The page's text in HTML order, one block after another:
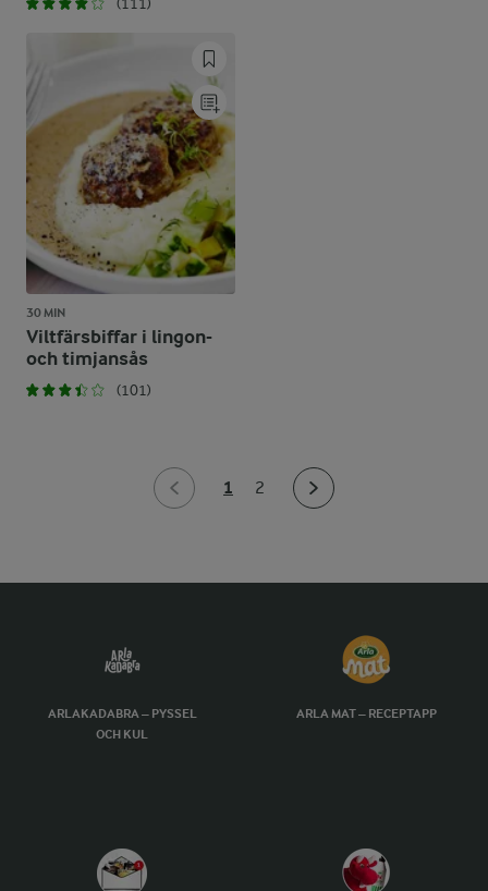
30 MIN
Viltfärsbiffar i lingon-
och timjansås
(101)
1 2
ARLAKADABRA – PYSSEL
OCH KUL
ARLA MAT – RECEPTAPP